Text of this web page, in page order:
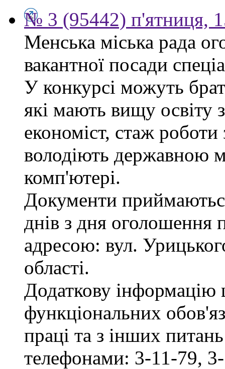
№ 3 (95442) п'ятниця,
Менська міська рада
вакантної посади
У конкурсі можуть
які мають вищу освіту
економіст, стаж
володіють державною
комп'ютері.
Документи
днів з дня оголошення
адресою: вул.
області.
Додаткову
функціональних
праці та з інших
телефонами: 3-11-79,